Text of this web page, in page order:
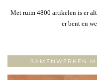
Met ruim 4800 artikelen is er
er bent en
SAMENWERKEN